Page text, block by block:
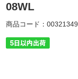
08WL
商品コード： 00321349